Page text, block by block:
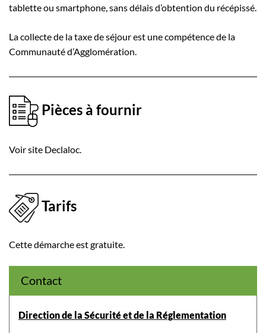
tablette ou smartphone, sans délais d’obtention du récépissé.
La collecte de la taxe de séjour est une compétence de la
Communauté d’Agglomération.
Pièces à fournir
Voir site Declaloc.
Tarifs
Cette démarche est gratuite.
Contact
Direction de la Sécurité et de la Réglementation